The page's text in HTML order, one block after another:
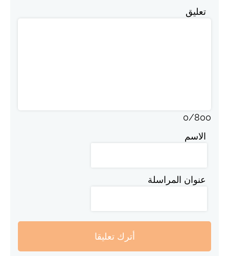
تعليق
0/800
الاسم
عنوان المراسلة
أترك تعليقا